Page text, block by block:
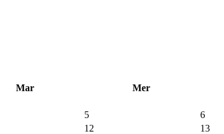
Mar Mer
5 6
12 13